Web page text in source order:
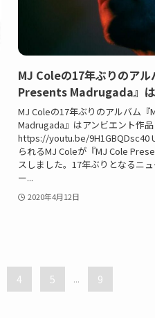
MJ Coleの17年ぶりのア
Presents Madrugada』は
MJ Coleの17年ぶりのアルバム『
Madrugada』はアンビエント作品
https://youtu.be/9H1GBQDsc40
られるMJ Coleが『MJ Cole
スしました。17年ぶりとなるニ
ー...
2020年4月12日
4 5 ... 9